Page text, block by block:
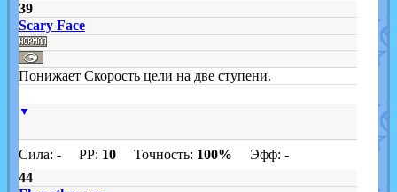
39
Scary Face
Понижает Скорость цели на две ступени.
▼
Сила: -PP: 10Точность: 100% Эфф: -
44